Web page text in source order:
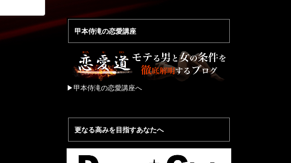
甲本侍滝の恋愛講座
▶︎甲本侍滝の恋愛講座へ
更なる高みを目指すあなたへ